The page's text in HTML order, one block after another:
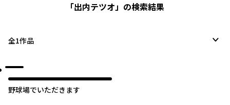
「出内テツオ」の検索結果
全1作品
野球場でいただきます